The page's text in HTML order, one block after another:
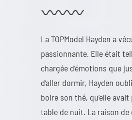
La TOPModel Hayden a
passionnante. Elle était
chargée d’émotions que
d’aller dormir, Hayden
boire son thé, qu’elle
table de nuit. La raison